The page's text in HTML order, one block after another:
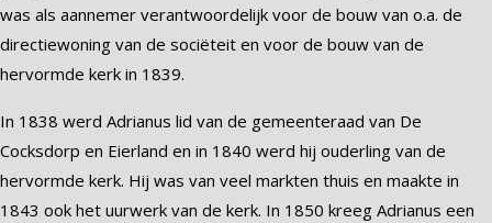
was als aannemer verantwoordelijk voor de bouw van o.a. de
directiewoning van de sociëteit en voor de bouw van de
hervormde kerk in 1839.
In 1838 werd Adrianus lid van de gemeenteraad van De
Cocksdorp en Eierland en in 1840 werd hij ouderling van de
hervormde kerk. Hij was van veel markten thuis en maakte in
1843 ook het uurwerk van de kerk. In 1850 kreeg Adrianus een